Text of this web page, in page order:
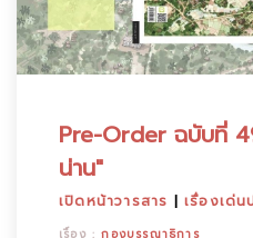
Pre-Order ฉบับที่
น่าน"
เปิดหน้าวารสาร |เรื่องเด่น
เรื่อง :กองบรรณาธิการ